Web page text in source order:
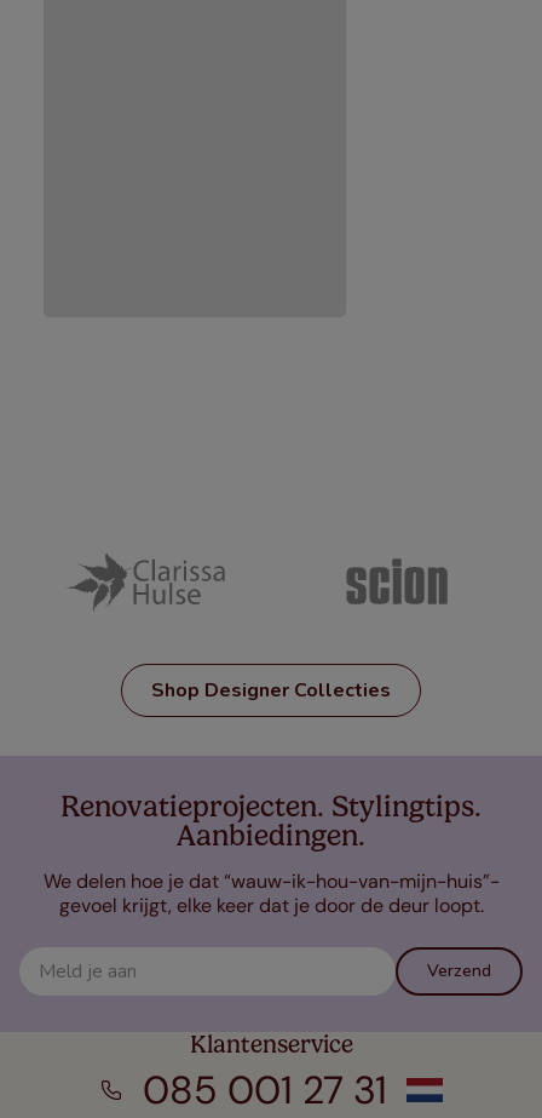
Shop Designer Collecties
Renovatieprojecten. Stylingtips.
Aanbiedingen.
We delen hoe je dat “wauw-ik-hou-van-mijn-huis”-
gevoel krijgt, elke keer dat je door de deur loopt.
Verzend
Klantenservice
085 001 27 31